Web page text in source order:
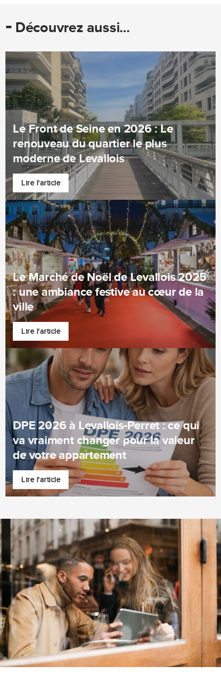
- Découvrez aussi...
Le Front de Seine en 2026 : Le
renouveau du quartier le plus
moderne de Levallois
Lire l'article
Le Marché de Noël de Levallois 2025
: une ambiance festive au cœur de la
ville
Lire l'article
DPE 2026 à Levallois-Perret : ce qui
va vraiment changer pour la valeur
de votre appartement
Lire l'article